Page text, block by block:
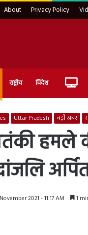
About Privacy Policy
राष्ट्रीय विदेश Live
TV
Uttar Pradesh बड़ी ख़बर
हमले
2021 - 11:17 AM 1